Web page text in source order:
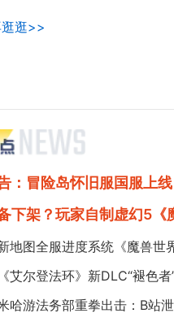
逛>>
：冒险岛怀旧服国服上
下架？玩家自制虚幻5《
地图全服进度系统《魔兽世
《艾尔登法环》新DLC“褪色
哈游法务部重拳出击：B站